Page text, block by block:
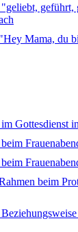
geführt,
Mama, du
Gottesdienst
beim